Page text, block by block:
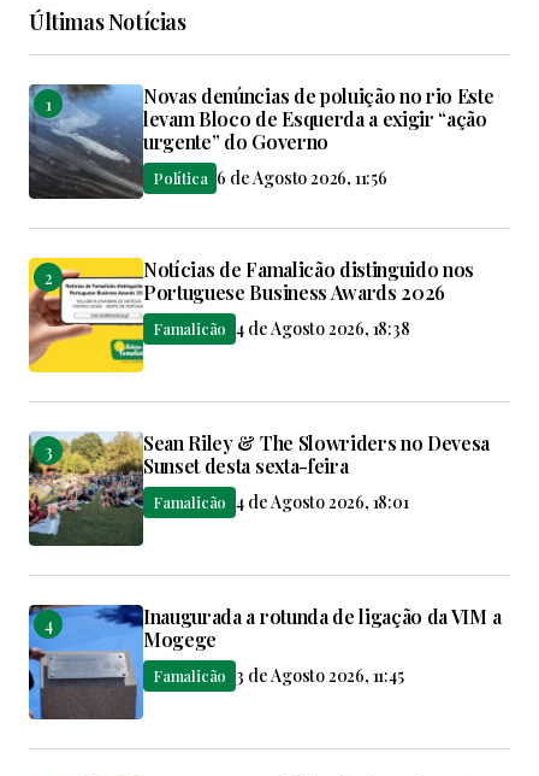
Últimas Notícias
Novas denúncias de poluição no rio Este
levam Bloco de Esquerda a exigir “ação
urgente” do Governo
Política 6 de Agosto 2026, 11:56
Notícias de Famalicão distinguido nos
Portuguese Business Awards 2026
Famalicão 4 de Agosto 2026, 18:38
Sean Riley & The Slowriders no Devesa
Sunset desta sexta-feira
Famalicão 4 de Agosto 2026, 18:01
Inaugurada a rotunda de ligação da VIM a
Mogege
Famalicão 3 de Agosto 2026, 11:45